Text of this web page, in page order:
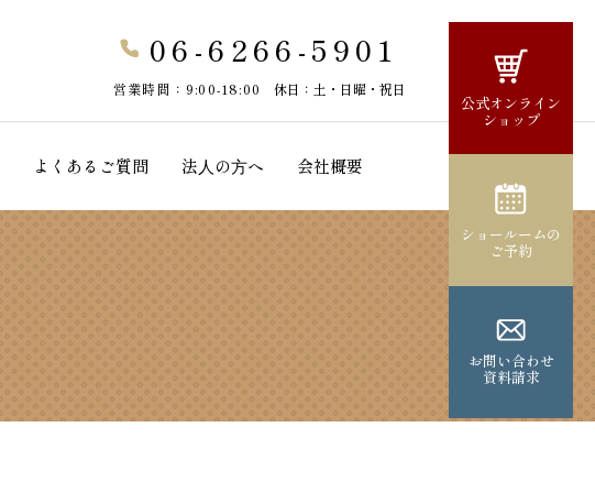
06-6266-5901
営業時間：9:00-18:00 休日：土・日曜・祝日
よくあるご質問 法⼈の⽅へ 会社概要
公式オンライン
ショップ
ショールームの
ご予約
お問い合わせ
資料請求